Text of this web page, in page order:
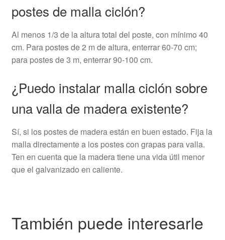
postes de malla ciclón?
Al menos 1/3 de la altura total del poste, con mínimo 40
cm. Para postes de 2 m de altura, enterrar 60-70 cm;
para postes de 3 m, enterrar 90-100 cm.
¿Puedo instalar malla ciclón sobre
una valla de madera existente?
Sí, si los postes de madera están en buen estado. Fija la
malla directamente a los postes con grapas para valla.
Ten en cuenta que la madera tiene una vida útil menor
que el galvanizado en caliente.
También puede interesarle